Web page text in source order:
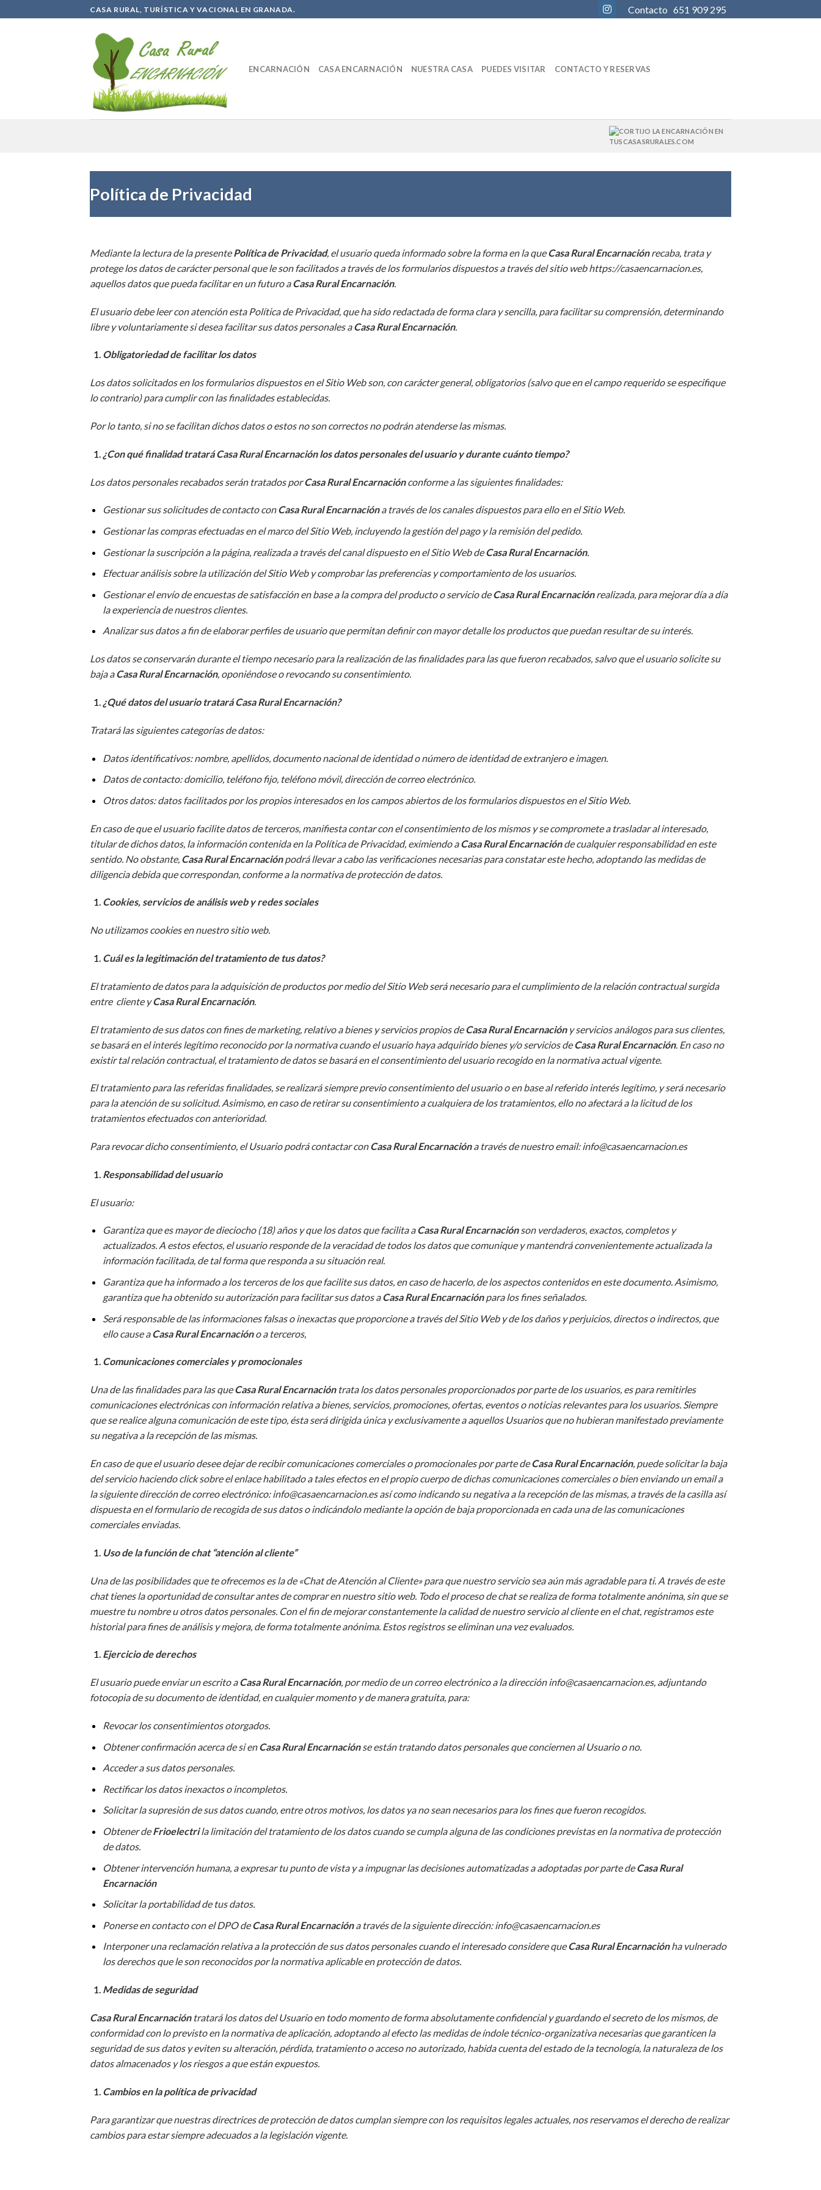
to
CASA RURAL, TURÍSTICA Y VACIONAL EN GRANADA. Contacto 651 909 295
ENCARNACIÓN CASA ENCARNACIÓN NUESTRA CASA PUEDES VISITAR CONTACTO Y RESERVAS
Política de Privacidad
Mediante la lectura de la presentePolítica de Privacidad, el usuario queda informado sobre la forma en la queCasa Rural Encarnaciónrecaba, trata y
protege los datos de carácter personal que le son facilitados a través de los formularios dispuestos a través del sitio web https://casaencarnacion.es,
aquellos datos que pueda facilitar en un futuro aCasa Rural Encarnación.
El usuario debe leer con atención esta Política de Privacidad, que ha sido redactada de forma clara y sencilla, para facilitar su comprensión, determinando
libre y voluntariamente si desea facilitar sus datos personales aCasa Rural Encarnación.
Obligatoriedad de facilitar los datos
Los datos solicitados en los formularios dispuestos en el Sitio Web son, con carácter general, obligatorios (salvo que en el campo requerido se especifique
lo contrario) para cumplir con las finalidades establecidas.
Por lo tanto, si no se facilitan dichos datos o estos no son correctos no podrán atenderse las mismas.
¿Con qué finalidad tratará Casa Rural Encarnación los datos personales del usuario y durante cuánto tiempo?
Los datos personales recabados serán tratados porCasa Rural Encarnaciónconforme a las siguientes finalidades:
Gestionar sus solicitudes de contacto conCasa Rural Encarnacióna través de los canales dispuestos para ello en el Sitio Web.
Gestionar las compras efectuadas en el marco del Sitio Web, incluyendo la gestión del pago y la remisión del pedido.
Gestionar la suscripción a la página, realizada a través del canal dispuesto en el Sitio Web deCasa Rural Encarnación.
Efectuar análisis sobre la utilización del Sitio Web y comprobar las preferencias y comportamiento de los usuarios.
Gestionar el envío de encuestas de satisfacción en base a la compra del producto o servicio deCasa Rural Encarnaciónrealizada, para mejorar día a día
la experiencia de nuestros clientes.
Analizar sus datos a fin de elaborar perfiles de usuario que permitan definir con mayor detalle los productos que puedan resultar de su interés.
Los datos se conservarán durante el tiempo necesario para la realización de las finalidades para las que fueron recabados, salvo que el usuario solicite su
baja aCasa Rural Encarnación, oponiéndose o revocando su consentimiento.
¿Qué datos del usuario tratará Casa Rural Encarnación?
Tratará las siguientes categorías de datos:
Datos identificativos: nombre, apellidos, documento nacional de identidad o número de identidad de extranjero e imagen.
Datos de contacto: domicilio, teléfono fijo, teléfono móvil, dirección de correo electrónico.
Otros datos: datos facilitados por los propios interesados en los campos abiertos de los formularios dispuestos en el Sitio Web.
En caso de que el usuario facilite datos de terceros, manifiesta contar con el consentimiento de los mismos y se compromete a trasladar al interesado,
titular de dichos datos, la información contenida en la Política de Privacidad, eximiendo aCasa Rural Encarnaciónde cualquier responsabilidad en este
sentido. No obstante, Casa Rural Encarnaciónpodrá llevar a cabo las verificaciones necesarias para constatar este hecho, adoptando las medidas de
diligencia debida que correspondan, conforme a la normativa de protección de datos.
Cookies, servicios de análisis web y redes sociales
No utilizamos cookies en nuestro sitio web.
Cuál es la legitimación del tratamiento de tus datos?
El tratamiento de datos para la adquisición de productos por medio del Sitio Web será necesario para el cumplimiento de la relación contractual surgida
entre cliente yCasa Rural Encarnación.
El tratamiento de sus datos con fines de marketing, relativo a bienes y servicios propios deCasa Rural Encarnacióny servicios análogos para sus clientes,
se basará en el interés legítimo reconocido por la normativa cuando el usuario haya adquirido bienes y/o servicios deCasa Rural Encarnación. En caso no
existir tal relación contractual, el tratamiento de datos se basará en el consentimiento del usuario recogido en la normativa actual vigente.
El tratamiento para las referidas finalidades, se realizará siempre previo consentimiento del usuario o en base al referido interés legítimo, y será necesario
para la atención de su solicitud. Asimismo, en caso de retirar su consentimiento a cualquiera de los tratamientos, ello no afectará a la licitud de los
tratamientos efectuados con anterioridad.
Para revocar dicho consentimiento, el Usuario podrá contactar conCasa Rural Encarnacióna través de nuestro email: info@casaencarnacion.es
Responsabilidad del usuario
El usuario:
Garantiza que es mayor de dieciocho (18) años y que los datos que facilita aCasa Rural Encarnaciónson verdaderos, exactos, completos y
actualizados. A estos efectos, el usuario responde de la veracidad de todos los datos que comunique y mantendrá convenientemente actualizada la
información facilitada, de tal forma que responda a su situación real.
Garantiza que ha informado a los terceros de los que facilite sus datos, en caso de hacerlo, de los aspectos contenidos en este documento. Asimismo,
garantiza que ha obtenido su autorización para facilitar sus datos aCasa Rural Encarnaciónpara los fines señalados.
Será responsable de las informaciones falsas o inexactas que proporcione a través del Sitio Web y de los daños y perjuicios, directos o indirectos, que
ello cause aCasa Rural Encarnacióno a terceros,
Comunicaciones comerciales y promocionales
Una de las finalidades para las queCasa Rural Encarnacióntrata los datos personales proporcionados por parte de los usuarios, es para remitirles
comunicaciones electrónicas con información relativa a bienes, servicios, promociones, ofertas, eventos o noticias relevantes para los usuarios. Siempre
que se realice alguna comunicación de este tipo, ésta será dirigida única y exclusivamente a aquellos Usuarios que no hubieran manifestado previamente
su negativa a la recepción de las mismas.
En caso de que el usuario desee dejar de recibir comunicaciones comerciales o promocionales por parte deCasa Rural Encarnación, puede solicitar la baja
del servicio haciendo click sobre el enlace habilitado a tales efectos en el propio cuerpo de dichas comunicaciones comerciales o bien enviando un email a
la siguiente dirección de correo electrónico: info@casaencarnacion.es así como indicando su negativa a la recepción de las mismas, a través de la casilla así
dispuesta en el formulario de recogida de sus datos o indicándolo mediante la opción de baja proporcionada en cada una de las comunicaciones
comerciales enviadas.
Uso de la función de chat “atención al cliente”
Una de las posibilidades que te ofrecemos es la de «Chat de Atención al Cliente» para que nuestro servicio sea aún más agradable para ti. A través de este
chat tienes la oportunidad de consultar antes de comprar en nuestro sitio web. Todo el proceso de chat se realiza de forma totalmente anónima, sin que se
muestre tu nombre u otros datos personales. Con el fin de mejorar constantemente la calidad de nuestro servicio al cliente en el chat, registramos este
historial para fines de análisis y mejora, de forma totalmente anónima. Estos registros se eliminan una vez evaluados.
Ejercicio de derechos
El usuario puede enviar un escrito aCasa Rural Encarnación, por medio de un correo electrónico a la dirección info@casaencarnacion.es, adjuntando
fotocopia de su documento de identidad, en cualquier momento y de manera gratuita, para:
Revocar los consentimientos otorgados.
Obtener confirmación acerca de si enCasa Rural Encarnación se están tratando datos personales que conciernen al Usuario o no.
Acceder a sus datos personales.
Rectificar los datos inexactos o incompletos.
Solicitar la supresión de sus datos cuando, entre otros motivos, los datos ya no sean necesarios para los fines que fueron recogidos.
Obtener deFrioelectrila limitación del tratamiento de los datos cuando se cumpla alguna de las condiciones previstas en la normativa de protección
de datos.
Obtener intervención humana, a expresar tu punto de vista y a impugnar las decisiones automatizadas a adoptadas por parte deCasa Rural
Encarnación
Solicitar la portabilidad de tus datos.
Ponerse en contacto con el DPO deCasa Rural Encarnacióna través de la siguiente dirección: info@casaencarnacion.es
Interponer una reclamación relativa a la protección de sus datos personales cuando el interesado considere queCasa Rural Encarnaciónha vulnerado
los derechos que le son reconocidos por la normativa aplicable en protección de datos.
Medidas de seguridad
Casa Rural Encarnacióntratará los datos del Usuario en todo momento de forma absolutamente confidencial y guardando el secreto de los mismos, de
conformidad con lo previsto en la normativa de aplicación, adoptando al efecto las medidas de índole técnico-organizativa necesarias que garanticen la
seguridad de sus datos y eviten su alteración, pérdida, tratamiento o acceso no autorizado, habida cuenta del estado de la tecnología, la naturaleza de los
datos almacenados y los riesgos a que están expuestos.
Cambios en la política de privacidad
Para garantizar que nuestras directrices de protección de datos cumplan siempre con los requisitos legales actuales, nos reservamos el derecho de realizar
cambios para estar siempre adecuados a la legislación vigente.